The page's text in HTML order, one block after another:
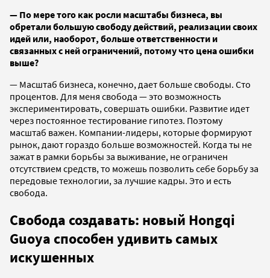
— По мере того как росли масштабы бизнеса, вы
обретали большую свободу действий, реализации своих
идей или, наоборот, больше ответственности и
связанных с ней ограничений, потому что цена ошибки
выше?
— Масштаб бизнеса, конечно, дает больше свободы. Сто
процентов. Для меня свобода — это возможность
экспериментировать, совершать ошибки. Развитие идет
через постоянное тестирование гипотез. Поэтому
масштаб важен. Компании-лидеры, которые формируют
рынок, дают гораздо больше возможностей. Когда ты не
зажат в рамки борьбы за выживание, не ограничен
отсутствием средств, то можешь позволить себе борьбу за
передовые технологии, за лучшие кадры. Это и есть
свобода.
Свобода создавать: новый Hongqi
Guoya способен удивить самых
искушенных